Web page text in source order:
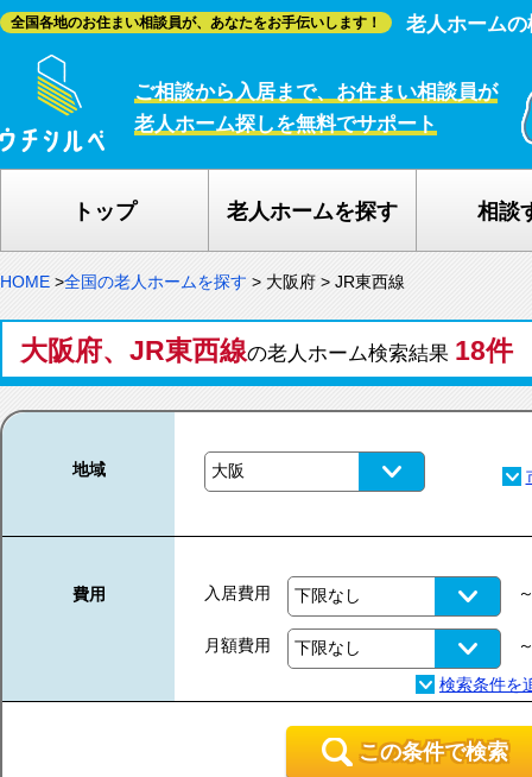
全国各地のお住まい相談員が、あなたをお手伝いします！ 老人ホーム
ご相談から入居まで、お住まい相談員が
老人ホーム探しを無料でサポート
トップ 老人ホームを探す 相談
HOME >全国の老人ホームを探す > 大阪府 > JR東西線
大阪府、JR東西線の老人ホーム検索結果 18件
地域
費用 入居費用
月額費用
この条件で検索